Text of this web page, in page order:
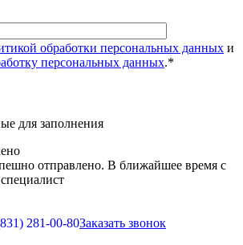
обработки персональных данных и
персональных данных.*
для заполнения
отправлено. В ближайшее время с
281-00-80Заказать звонок